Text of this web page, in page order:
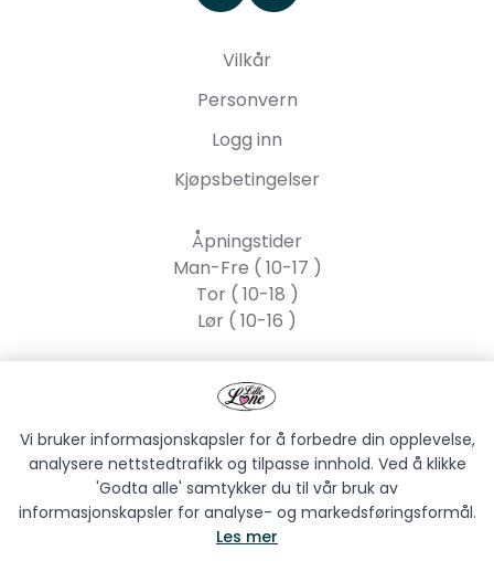
Vilkår
Personvern
Logg inn
Kjøpsbetingelser
Åpningstider
Man-Fre ( 10-17 )
Tor ( 10-18 )
Lør ( 10-16 )
Strandgata 55, 2317
Hamar
Vi bruker informasjonskapsler for å forbedre din opplevelse,
analysere nettstedtrafikk og tilpasse innhold. Ved å klikke
'Godta alle' samtykker du til vår bruk av
informasjonskapsler for analyse- og markedsføringsformål.
Les mer